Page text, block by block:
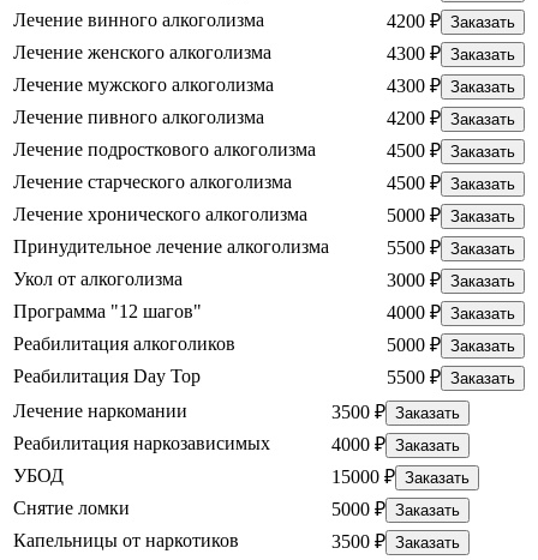
Лечение винного алкоголизма 4200 ₽ Заказать
Лечение женского алкоголизма 4300 ₽ Заказать
Лечение мужского алкоголизма 4300 ₽ Заказать
Лечение пивного алкоголизма 4200 ₽ Заказать
Лечение подросткового алкоголизма 4500 ₽ Заказать
Лечение старческого алкоголизма 4500 ₽ Заказать
Лечение хронического алкоголизма 5000 ₽ Заказать
Принудительное лечение алкоголизма 5500 ₽ Заказать
Укол от алкоголизма 3000 ₽ Заказать
Программа "12 шагов" 4000 ₽ Заказать
Реабилитация алкоголиков 5000 ₽ Заказать
Реабилитация Day Top 5500 ₽ Заказать
Лечение наркомании 3500 ₽ Заказать
Реабилитация наркозависимых 4000 ₽ Заказать
УБОД 15000 ₽ Заказать
Снятие ломки 5000 ₽ Заказать
Капельницы от наркотиков 3500 ₽ Заказать